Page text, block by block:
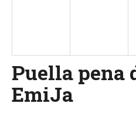
Puella pena
EmiJa
ť
?